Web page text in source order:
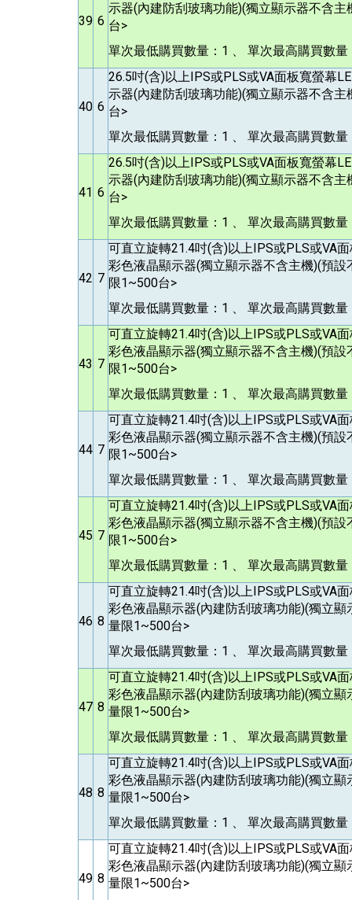
39 6
示器(內建防刮玻璃功能)(獨立顯示器不含
台>
單次最低購買數量：1 、 單次最高購買數量
40 6
26.5吋(含)以上IPS或PLS或VA面板寬螢幕
示器(內建防刮玻璃功能)(獨立顯示器不含
台>
單次最低購買數量：1 、 單次最高購買數量
41 6
26.5吋(含)以上IPS或PLS或VA面板寬螢幕
示器(內建防刮玻璃功能)(獨立顯示器不含
台>
單次最低購買數量：1 、 單次最高購買數量
42 7
可直立旋轉21.4吋(含)以上IPS或PLS或VA
彩色液晶顯示器(獨立顯示器不含主機)(預設
限1~500台>
單次最低購買數量：1 、 單次最高購買數量
43 7
可直立旋轉21.4吋(含)以上IPS或PLS或VA
彩色液晶顯示器(獨立顯示器不含主機)(預設
限1~500台>
單次最低購買數量：1 、 單次最高購買數量
44 7
可直立旋轉21.4吋(含)以上IPS或PLS或VA
彩色液晶顯示器(獨立顯示器不含主機)(預設
限1~500台>
單次最低購買數量：1 、 單次最高購買數量
45 7
可直立旋轉21.4吋(含)以上IPS或PLS或VA
彩色液晶顯示器(獨立顯示器不含主機)(預設
限1~500台>
單次最低購買數量：1 、 單次最高購買數量
46 8
可直立旋轉21.4吋(含)以上IPS或PLS或VA
彩色液晶顯示器(內建防刮玻璃功能)(獨立顯
量限1~500台>
單次最低購買數量：1 、 單次最高購買數量
47 8
可直立旋轉21.4吋(含)以上IPS或PLS或VA
彩色液晶顯示器(內建防刮玻璃功能)(獨立顯
量限1~500台>
單次最低購買數量：1 、 單次最高購買數量
48 8
可直立旋轉21.4吋(含)以上IPS或PLS或VA
彩色液晶顯示器(內建防刮玻璃功能)(獨立顯
量限1~500台>
單次最低購買數量：1 、 單次最高購買數量
49 8
可直立旋轉21.4吋(含)以上IPS或PLS或VA
彩色液晶顯示器(內建防刮玻璃功能)(獨立顯
量限1~500台>